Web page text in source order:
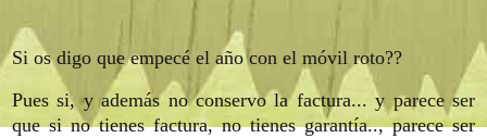
Si os digo que empecé el año con el móvil roto??
Pues si, y además no conservo la factura... y parece ser
que si no tienes factura, no tienes garantía.., parece ser